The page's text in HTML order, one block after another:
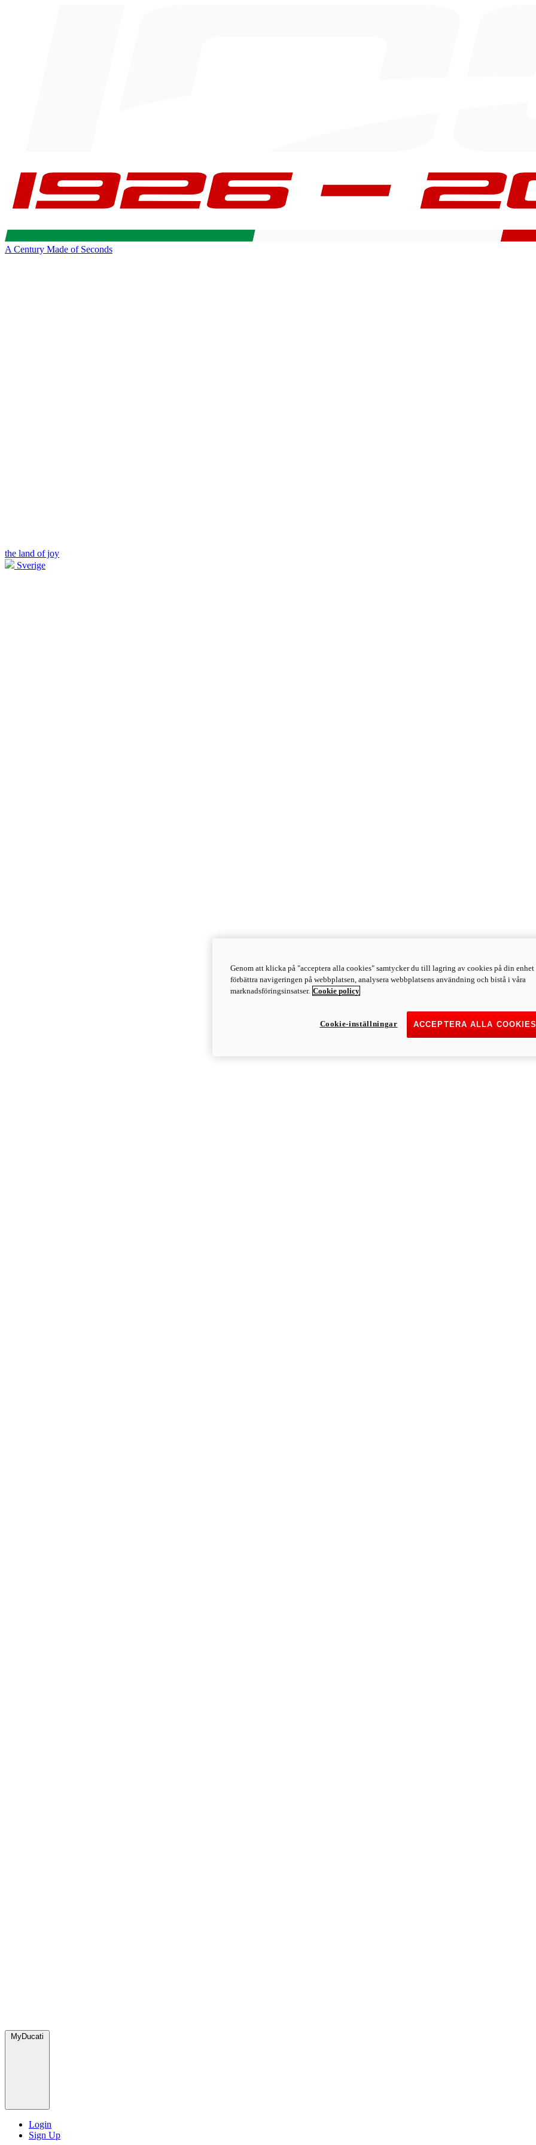
A Century Made of Seconds
the land of joy
Sverige
MyDucati
Login
Sign Up
Genom att klicka på "acceptera alla cookies" samtycker du till lagring av cookies på din enhet
förbättra navigeringen på webbplatsen, analysera webbplatsens användning och bistå i våra
marknadsföringsinsatser. Cookie policy
ACCEPTERA ALLA COOKIES
Cookie-inställningar